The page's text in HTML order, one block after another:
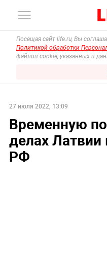
Посещая сайт life.ru, Вы
Политикой обработки
файлов cookie, указанных в
27 июля 2022, 13:09
Временную
делах
РФ